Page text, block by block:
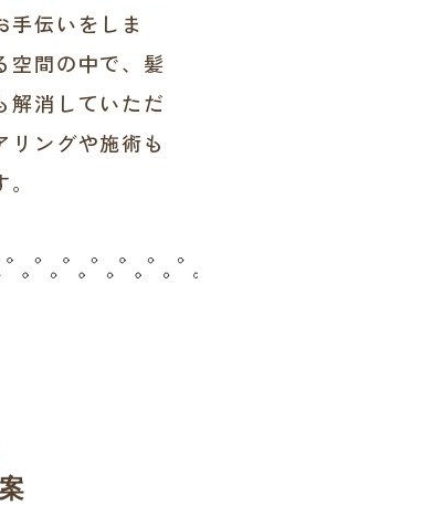
手伝いをしま
空間の中で、髪
解消していただ
リングや施術も